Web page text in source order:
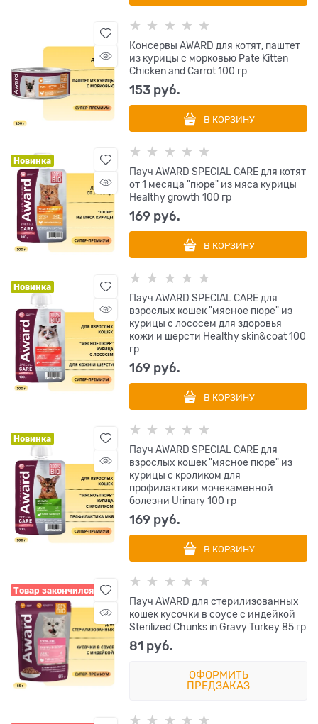
Консервы AWARD для котят, паштет
из курицы с морковью Pate Kitten
Chicken and Carrot 100 гр
153 руб.
В КОРЗИНУ
Новинка
Пауч AWARD SPECIAL CARE для котят
от 1 месяца "пюре" из мяса курицы
Healthy growth 100 гр
169 руб.
В КОРЗИНУ
Новинка
Пауч AWARD SPECIAL CARE для
взрослых кошек "мясное пюре" из
курицы с лососем для здоровья
кожи и шерсти Healthy skin&coat 100
гр
169 руб.
В КОРЗИНУ
Новинка
Пауч AWARD SPECIAL CARE для
взрослых кошек "мясное пюре" из
курицы с кроликом для
профилактики мочекаменной
болезни Urinary 100 гр
169 руб.
В КОРЗИНУ
Товар закончился
Пауч AWARD для стерилизованных
кошек кусочки в соусе с индейкой
Sterilized Chunks in Gravy Turkey 85 гр
81 руб.
ОФОРМИТЬ
ПРЕДЗАКАЗ